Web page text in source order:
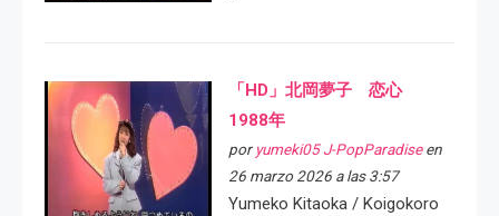
「HD」北岡夢子 恋心
1988年
por yumeki05 J-PopParadiseen
26 marzo 2026 a las 3:57
Yumeko Kitaoka / Koigokoro